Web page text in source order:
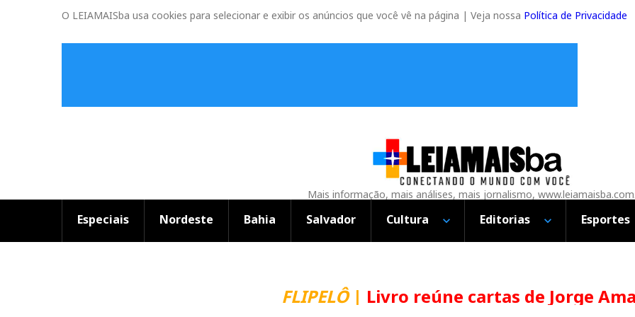
O LEIAMAISba usa cookies para selecionar e exibir os anúncios que você vê na página | Veja nossa Política de Privacidade
Mais informação, mais análises, mais jornalismo,
Especiais Nordeste Bahia Salvador Cultura Editorias Esportes
FLIPELÔ|Livro reúne cartas de Jorge Amado e